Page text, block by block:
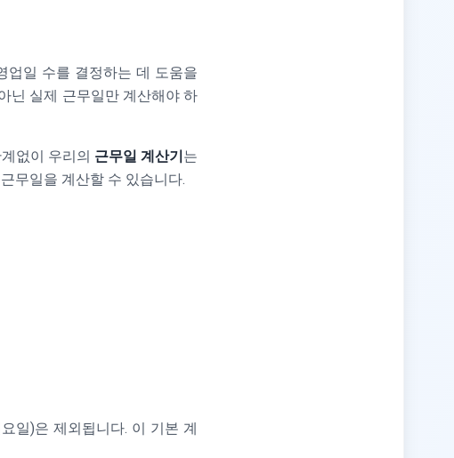
업일 수를 결정하는 데 도움을
닌 실제 근무일만 계산해야 하
없이 우리의 근무일 계산기는
무일을 계산할 수 있습니다.
일)은 제외됩니다. 이 기본 계